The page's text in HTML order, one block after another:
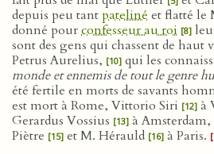
depuis peu tantpateliné et flatté le
donné pourconfesseur au roi [8]
sont des gens qui chassent de haut
Petrus Aurelius, [10] qui les
monde et ennemis de tout le genre
été fertile en morts de savants
est mort à Rome, Vittorio Siri [12] à
Gerardus Vossius [13] à Amsterdam,
Piètre [15] et M. Hérauld [16] à Paris.